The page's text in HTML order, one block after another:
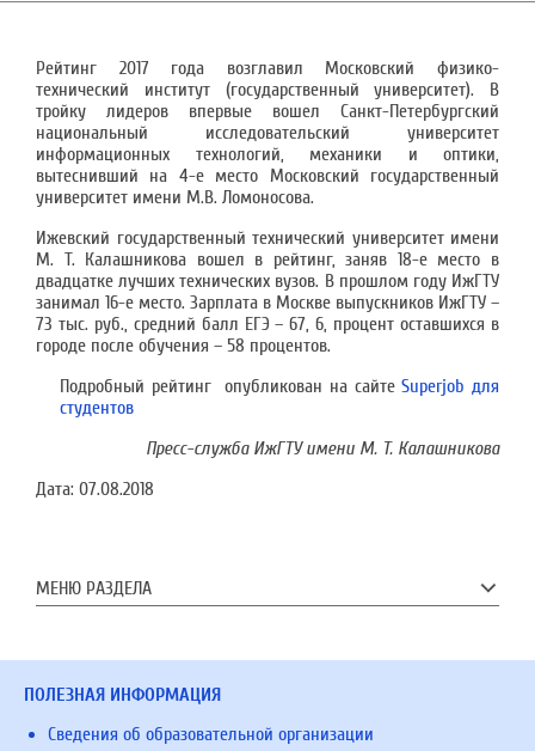
Рейтинг 2017 года возглавил Московский физико-
технический институт (государственный университет). В
тройку лидеров впервые вошел Санкт-Петербургский
национальный исследовательский университет
информационных технологий, механики и оптики,
вытеснивший на 4-е место Московский государственный
университет имени М.В. Ломоносова.
Ижевский государственный технический университет имени
М. Т. Калашникова вошел в рейтинг, заняв 18-е место в
двадцатке лучших технических вузов. В прошлом году ИжГТУ
занимал 16-е место. Зарплата в Москве выпускников ИжГТУ –
73 тыс. руб., средний балл ЕГЭ – 67, 6, процент оставшихся в
городе после обучения – 58 процентов.
Подробный рейтинг опубликован на сайтеSuperjob для
студентов
Пресс-служба ИжГТУ имени М. Т. Калашникова
Дата: 07.08.2018
МЕНЮ РАЗДЕЛА
ПОЛЕЗНАЯ ИНФОРМАЦИЯ
Сведения об образовательной организации